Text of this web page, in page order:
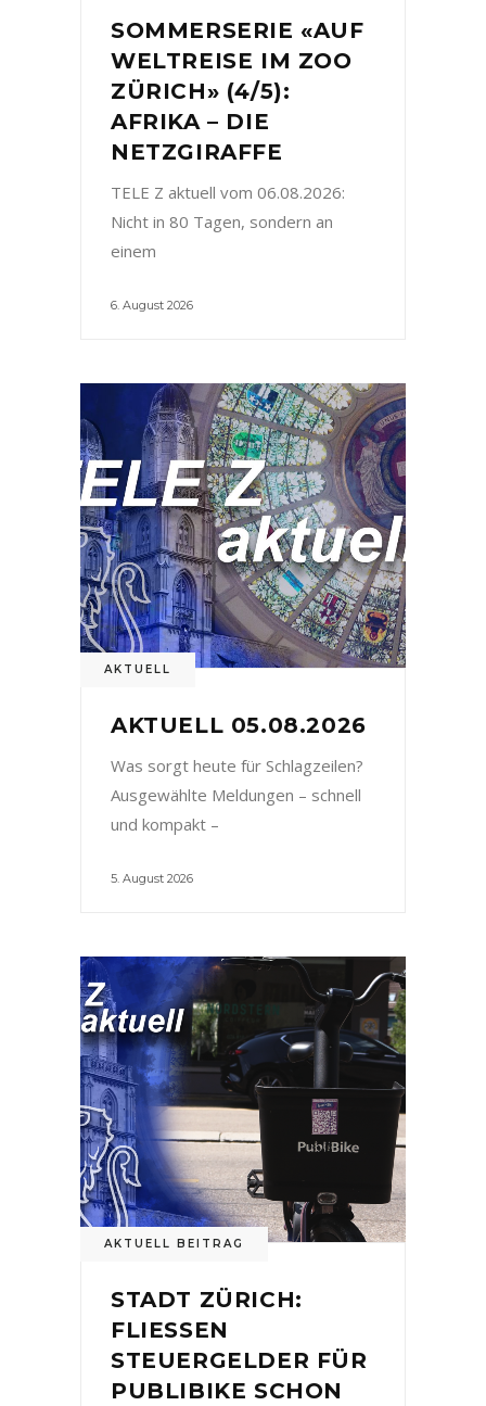
SOMMERSERIE «AUF
WELTREISE IM ZOO
ZÜRICH» (4/5):
AFRIKA – DIE
NETZGIRAFFE
TELE Z aktuell vom 06.08.2026:
Nicht in 80 Tagen, sondern an
einem
6. August 2026
AKTUELL
AKTUELL 05.08.2026
Was sorgt heute für Schlagzeilen?
Ausgewählte Meldungen – schnell
und kompakt –
5. August 2026
AKTUELL BEITRAG
STADT ZÜRICH:
FLIESSEN
STEUERGELDER FÜR
PUBLIBIKE SCHON